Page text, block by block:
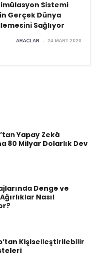
Sistemi
Gerçek Dünya
Sağlıyor
ARAÇLAR - 24 MART 2020
Yapay Zekâ
80 Milyar Dolarlık Dev
Denge ve
Nasıl
Kişiselleştirilebilir